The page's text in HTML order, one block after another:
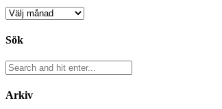
Arkiv
Sök
Arkiv